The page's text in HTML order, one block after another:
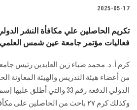
2025-05-17
فعاليات مؤتمر جامعة عين شمس العلمي
من أعضاء هيئة التدريس والهيئة المعاونة
الدولي الدفعة رقم 33 والتي
وكذلك كرم ٢٧ باحث من الحاصلين